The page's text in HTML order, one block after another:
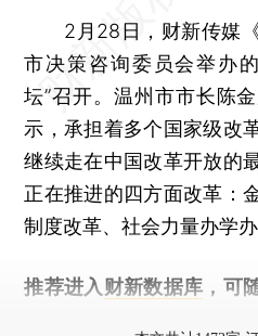
2月28日，财新传媒《
市决策咨询委员会举办
坛”召开。温州市市长陈
示，承担着多个国家级改
继续走在中国改革开放的
正在推进的四方面改革：
制度改革、社会力量办学
推荐进入 财新数据库 ，可